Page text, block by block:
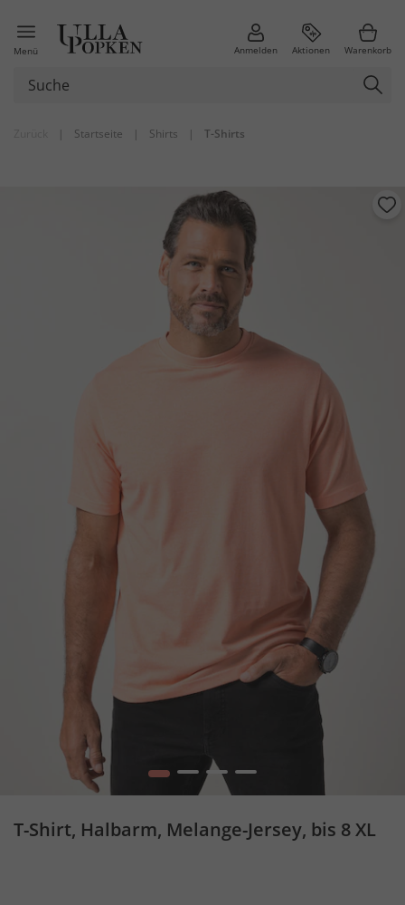
Menü Anmelden Aktionen Warenkorb
| Startseite | Shirts | T-Shirts
1 2 4
T-Shirt, Halbarm, Melange-Jersey, bis 8 XL